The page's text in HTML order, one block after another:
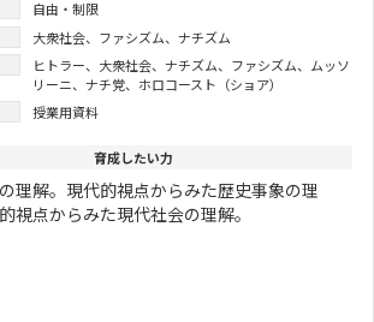
授業用資料
自由・制限
大衆社会、 ファシズム、 ナチズム
ヒトラー、 大衆社会、 ナチズム、 ファシズム、
ムッソ
リーニ、 ナチ党、 ホロコースト（ショア）
育成したい力
理解。現代的視点からみた歴史事象の理
視点からみた現代社会の理解。